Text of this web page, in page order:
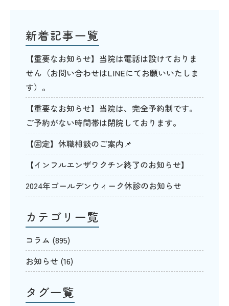
新着記事一覧
【重要なお知らせ】当院は電話は設けておりま
せん（お問い合わせはLINEにてお願いいたしま
す）。
【重要なお知らせ】当院は、完全予約制です。
ご予約がない時間帯は閉院しております。
【固定】休職相談のご案内📌
【インフルエンザワクチン終了のお知らせ】
2024年ゴールデンウィーク休診のお知らせ
カテゴリ一覧
コラム (895)
お知らせ (16)
タグ一覧